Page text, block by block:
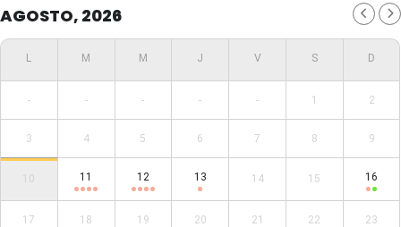
AGOSTO, 2026
- - - - - 1 2
3 4 5 6 7 8 9
10 11 12 13 14 15 16
17 18 19 20 21 22 23